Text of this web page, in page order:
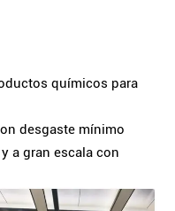
químicos para
desgaste mínimo
a gran escala con